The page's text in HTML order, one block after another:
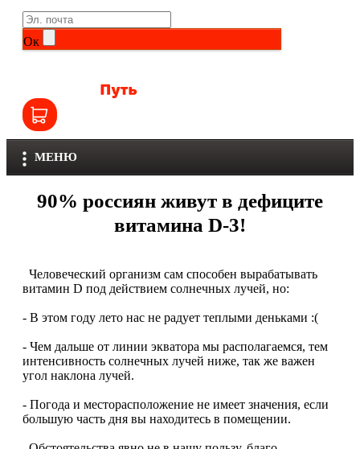
Ок
МЕНЮ
Общие комплексы
Витамины группы B
Витамины для детей
Железо
Селен
Здоровье и красота
НАЗАД
Мужское здоровье
Life Extension
NOW
Olimp
Optimum Nutrition
Orzax
SNT
Sportinia
Trace Minerals
USN
Vitauct
90% россиян живут в дефиците
витамина D-3!
Человеческий организм сам способен вырабатывать
витамин D под действием солнечных лучей, но:
- В этом году лето нас не радует теплыми деньками :(
- Чем дальше от линии экватора мы располагаемся, тем
интенсивность солнечных лучей ниже, так же важен
угол наклона лучей.
- Погода и месторасположение не имеет значения, если
большую часть дня вы находитесь в помещении.